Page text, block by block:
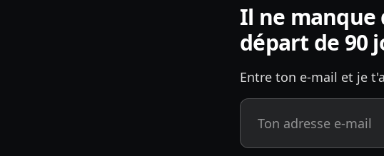
Il ne
départ de 90
Entre ton e-mail et je